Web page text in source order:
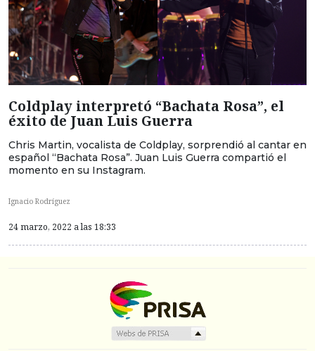
Coldplay interpretó “Bachata Rosa”, el
éxito de Juan Luis Guerra
Chris Martin, vocalista de Coldplay, sorprendió al cantar en
español “Bachata Rosa”. Juan Luis Guerra compartió el
momento en su Instagram.
Ignacio Rodríguez
24 marzo, 2022 a las 18:33